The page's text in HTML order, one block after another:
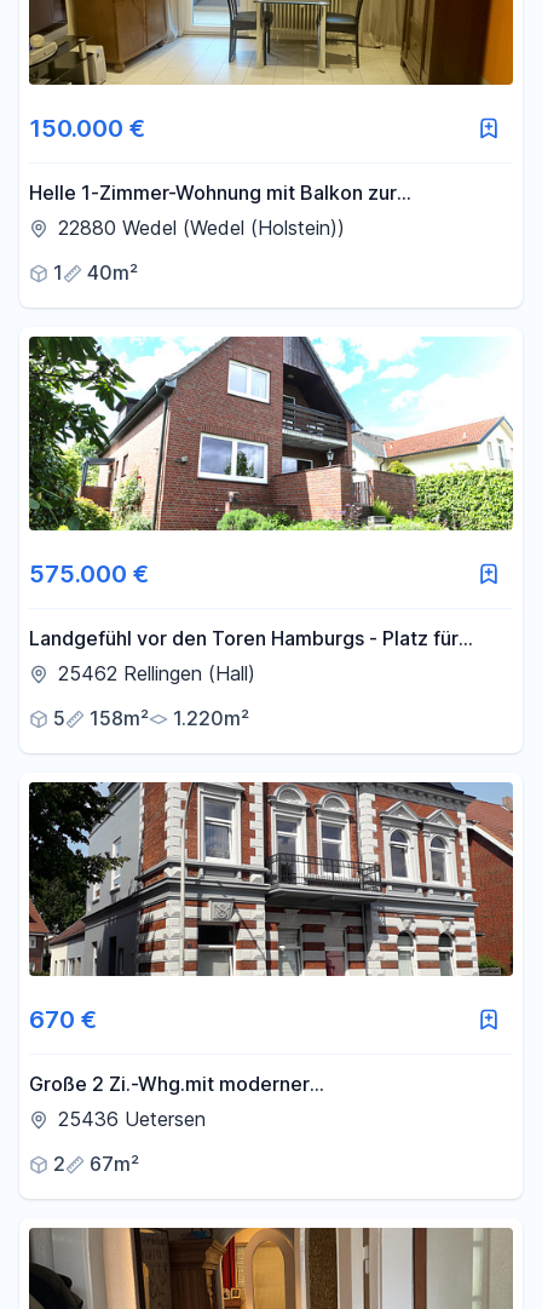
150.000 €
Helle 1-Zimmer-Wohnung mit Balkon zur
Kapitalanlage
22880 Wedel (Wedel (Holstein))
1
40m²
575.000 €
Landgefühl vor den Toren Hamburgs - Platz für
Mensch & Tier/ Mehrgenerationenhaus
25462 Rellingen (Hall)
5
158m² 1.220m²
670 €
Große 2 Zi.-Whg.mit moderner
Einbauküche,Wintergarten,eigener Eingang,KFZ
25436 Uetersen
2
67m²